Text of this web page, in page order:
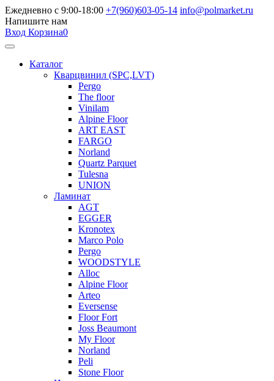
Ежедневно с 9:00-18:00 +7(960)603-05-14 info@polmarket.ru
Напишите нам
Вход Корзина0
Каталог
Кварцвинил (SPC,LVT)
Pergo
The floor
Vinilam
Alpine Floor
ART EAST
FARGO
Norland
Quartz Parquet
Tulesna
UNION
Ламинат
AGT
EGGER
Kronotex
Marco Polo
Pergo
WOODSTYLE
Alloc
Alpine Floor
Arteo
Eversense
Floor Fort
Joss Beaumont
My Floor
Norland
Peli
Stone Floor